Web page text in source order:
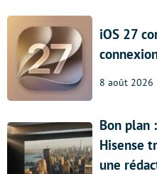
iOS 27
8 août 2026
Bon plan
Hisense
une